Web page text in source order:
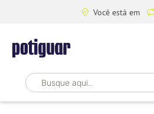
Você está em